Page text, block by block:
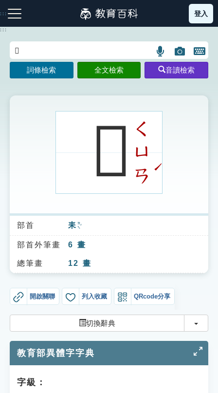
到
主
:::
注音索引圖示 筆畫索引圖示 部首索引表圖示
索引選單
知識索引
單字索引
貓頭鷹博士
登入
:::
語
言
搜
示
圖
片
搜
開
鍵
圖
詞條檢索 全文檢索 音讀檢索
𦓰 ㄑ
ㄩ
ㄢ
ˊ
部首 耒 ㄌㄟˇ
部首外筆畫 6 畫
總筆畫 12 畫
開啟關聯 列入收藏 QRcode分享
切換辭典 切換
教育部異體字字典
字級：